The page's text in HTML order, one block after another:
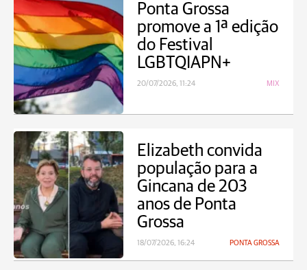
Ponta Grossa
promove a 1ª edição
do Festival
LGBTQIAPN+
20/07/2026, 11:24 MIX
Elizabeth convida
população para a
Gincana de 203
anos de Ponta
Grossa
18/07/2026, 16:24 PONTA GROSSA